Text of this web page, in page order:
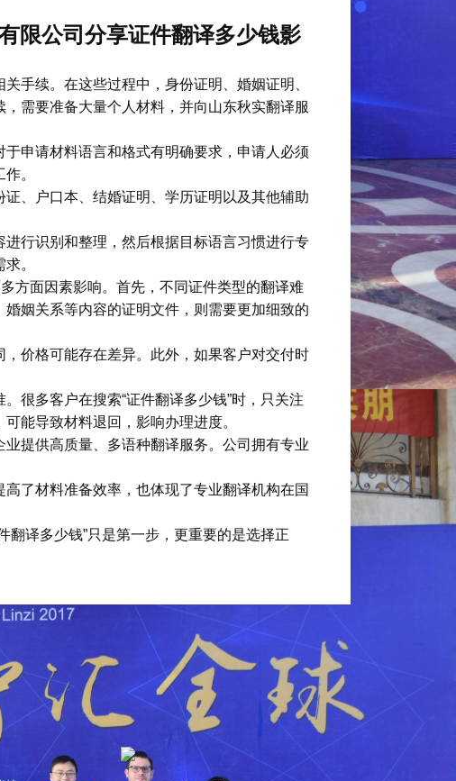
限公司分享证件翻译多少钱影
手续。在这些过程中，身份证明、婚姻证明、
需要准备大量个人材料，并向山东秋实翻译服
申请材料语言和格式有明确要求，申请人必须
。
、户口本、结婚证明、学历证明以及其他辅助
行识别和整理，然后根据目标语言习惯进行专
。
方面因素影响。首先，不同证件类型的翻译难
姻关系等内容的证明文件，则需要更加细致的
价格可能存在差异。此外，如果客户对交付时
很多客户在搜索“证件翻译多少钱”时，只关注
能导致材料退回，影响办理进度。
提供高质量、多语种翻译服务。公司拥有专业
了材料准备效率，也体现了专业翻译机构在国
翻译多少钱”只是第一步，更重要的是选择正